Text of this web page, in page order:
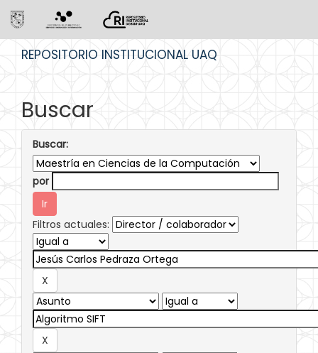
REPOSITORIO INSTITUCIONAL UAQ
Buscar
Buscar:
por
Filtros actuales: